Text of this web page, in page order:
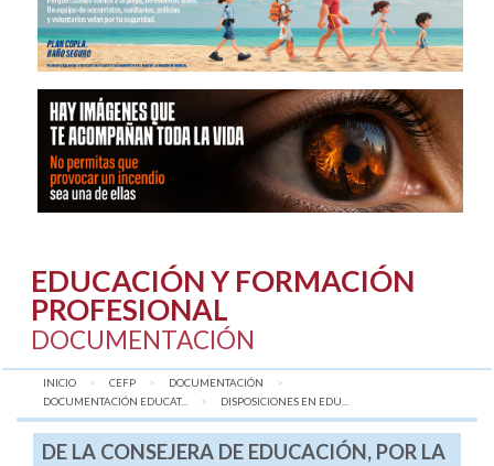
EDUCACIÓN Y FORMACIÓN
PROFESIONAL
DOCUMENTACIÓN
INICIO CEFP
DOCUMENTACIÓN
DOCUMENTACIÓN EDUCAT...
AQUÍ:
DISPOSICIONES EN EDU...
DE LA CONSEJERA DE EDUCACIÓN, POR LA